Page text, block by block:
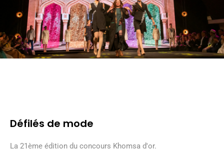
Défilés de mode
La 21ème édition du concours Khomsa d'or.